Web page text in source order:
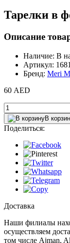
Тарелки в
Описание
Наличие: В
Артикул:
Бренд: Meri
60 AED
В
Поделиться:
Доставка
Наши филиалы
осуществляем
том числе Ajman,